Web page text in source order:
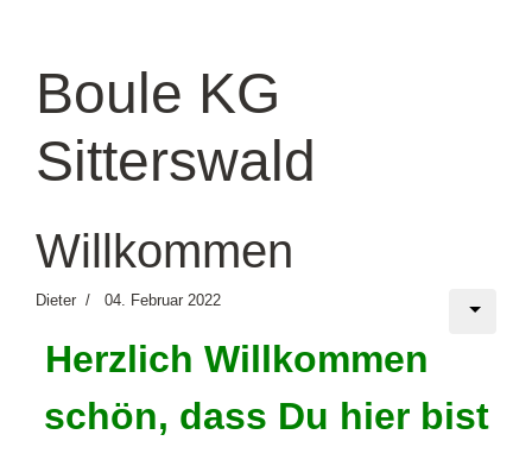
Boule KG
Sitterswald
Willkommen
Dieter 04. Februar 2022
Herzlich Willkommen
schön, dass Du hier bist